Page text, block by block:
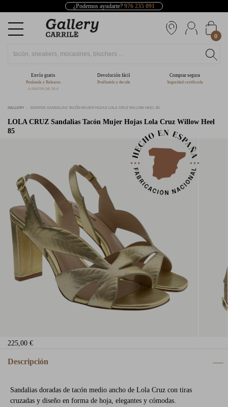
¿Podemos ayudarte? 976 235 091
0
Envío gratis
Península y Baleares
A PARTIR DE 39 €
Devolución fácil
Pruébatelo y decide
Comprar segura
Seguridad certificada
GALLERY ZAPATOS SANDALIAS TACÓN MUJER HOJAS LOLA CRUZ WILLOW HEEL 85
LOLA CRUZ Sandalias Tacón Mujer Hojas Lola Cruz Willow Heel
85
225,00 €
Descripción
Sandalias doradas de tacón medio ancho de Lola Cruz con tiras
cruzadas y diseño en forma de hoja, elegantes y cómodas.